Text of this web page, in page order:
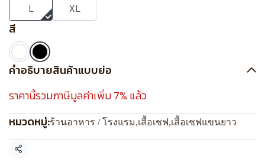
L
XL
สี
คำอธิบายสินค้าแบบย่อ
ราคานี้รวมภาษีมูลค่าเพิ่ม 7% แล้ว
หมวดหมู่:ร้านอาหาร / โรงแรม,เสื้อเชฟ,เสื้อเชฟแขนยาว
แชร์